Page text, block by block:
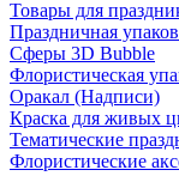
Товары для
Праздничная
Сферы 3D Bubble
Флористическая
Оракал (Надписи)
Краска для живых
Тематические
Флористические